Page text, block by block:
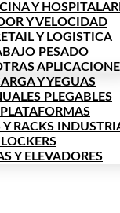
Y
Y VELOCIDAD
Y LOGISTICA
PESADO
Y YEGUAS
PLEGABLES
PLATAFORMAS
Y RACKS
Y ELEVADORES